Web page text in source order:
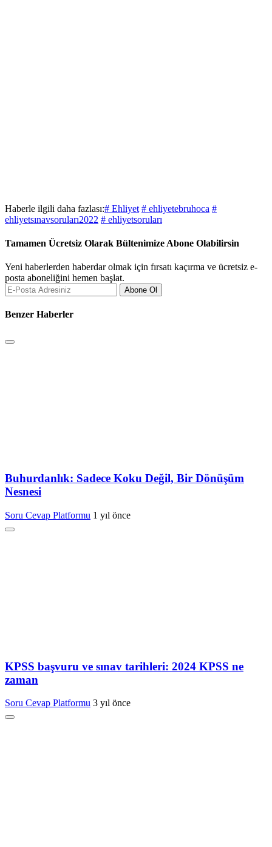
Haberle ilgili daha fazlası:# Ehliyet # ehliyetebruhoca #
ehliyetsınavsoruları2022 # ehliyetsoruları
Tamamen Ücretsiz Olarak Bültenimize Abone Olabilirsin
Yeni haberlerden haberdar olmak için fırsatı kaçırma ve ücretsiz e-
posta aboneliğini hemen başlat.
Abone Ol
Benzer Haberler
Buhurdanlık: Sadece Koku Değil, Bir Dönüşüm
Nesnesi
Soru Cevap Platformu 1 yıl önce
KPSS başvuru ve sınav tarihleri: 2024 KPSS ne
zaman
Soru Cevap Platformu 3 yıl önce